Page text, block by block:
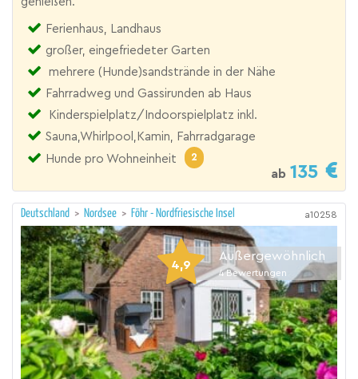
Ferienhaus, Landhaus
großer, eingefriedeter Garten
mehrere (Hunde)sandstrände in der Nähe
Fahrradweg und Gassirunden ab Haus
Kinderspielplatz/Indoorspielplatz inkl.
Sauna,Whirlpool,Kamin, Fahrradgarage
Hunde pro Wohneinheit
2
ab 135
Deutschland > Nordsee > Föhr - Nordfriesische Insel a10258
4,9
Außergewöhnlich
4 Bewertungen